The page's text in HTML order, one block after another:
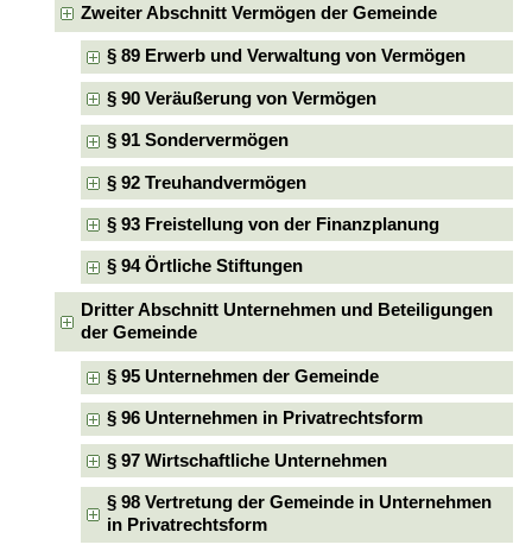
Zweiter Abschnitt Vermögen der Gemeinde
§ 89 Erwerb und Verwaltung von Vermögen
§ 90 Veräußerung von Vermögen
§ 91 Sondervermögen
§ 92 Treuhandvermögen
§ 93 Freistellung von der Finanzplanung
§ 94 Örtliche Stiftungen
Dritter Abschnitt Unternehmen und Beteiligungen
der Gemeinde
§ 95 Unternehmen der Gemeinde
§ 96 Unternehmen in Privatrechtsform
§ 97 Wirtschaftliche Unternehmen
§ 98 Vertretung der Gemeinde in Unternehmen
in Privatrechtsform